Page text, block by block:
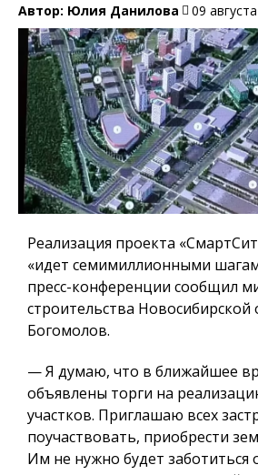
Автор: Юлия Данилова 09
Реализация проекта
«идет семимиллионными
пресс-конференции сообщил
строительства
Богомолов.
— Я думаю, что в ближайшее
объявлены торги на
участков. Приглашаю всех
поучаствовать, приобрести
Им не нужно будет заботиться